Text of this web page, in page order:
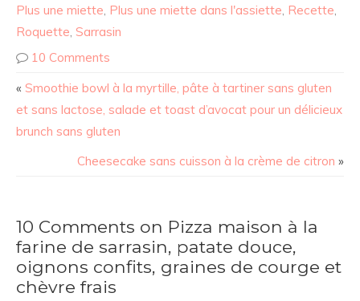
Plus une miette, Plus une miette dans l'assiette, Recette,
Roquette, Sarrasin
10 Comments
« Smoothie bowl à la myrtille, pâte à tartiner sans gluten
et sans lactose, salade et toast d’avocat pour un délicieux
brunch sans gluten
Cheesecake sans cuisson à la crème de citron »
10 Comments on Pizza maison à la
farine de sarrasin, patate douce,
oignons confits, graines de courge et
chèvre frais